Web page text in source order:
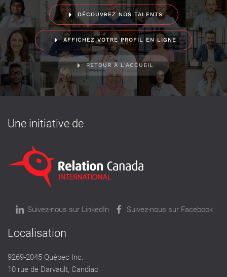
DÉCOUVREZ NOS TALENTS
AFFICHEZ VOTRE PROFIL EN LIGNE
RETOUR À L'ACCUEIL
Une initiative de
Suivez-nous sur LinkedIn Suivez-nous sur Facebook
Localisation
9269-2045 Québec Inc.
10 rue de Darvault, Candiac